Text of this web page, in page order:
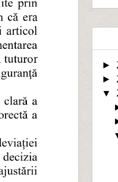
►
►
▼